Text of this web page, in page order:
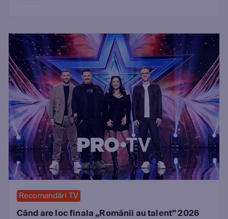
Recomandări TV
Când are loc finala „Românii au talent” 2026